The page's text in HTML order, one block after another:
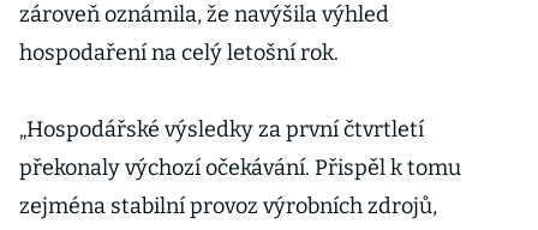
zároveň oznámila, že navýšila výhled
hospodaření na celý letošní rok.
„Hospodářské výsledky za první čtvrtletí
překonaly výchozí očekávání. Přispěl k tomu
zejména stabilní provoz výrobních zdrojů,